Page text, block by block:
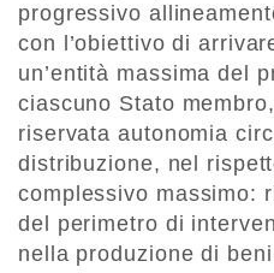
progressivo
con l’obiettivo di
un’entità massima del
ciascuno Stato
riservata autonomia
distribuzione, nel
complessivo massimo:
del perimetro di
nella produzione di